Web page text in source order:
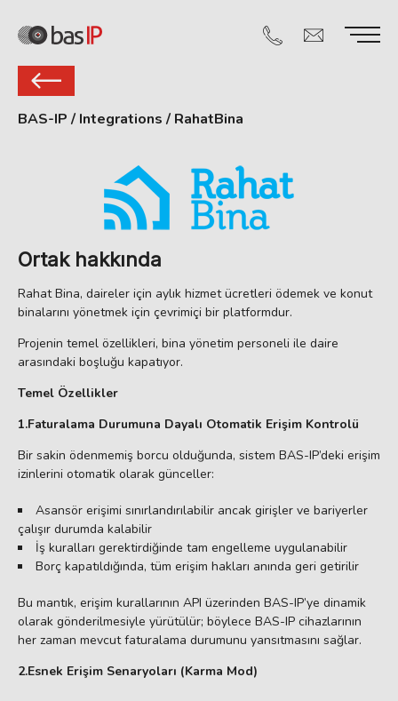
BAS-IP / Integrations / RahatBina
Ortak hakkında
Rahat Bina, daireler için aylık hizmet ücretleri ödemek ve konut
binalarını yönetmek için çevrimiçi bir platformdur.
Projenin temel özellikleri, bina yönetim personeli ile daire
arasındaki boşluğu kapatıyor.
Temel Özellikler
1.Faturalama Durumuna Dayalı Otomatik Erişim Kontrolü
Bir sakin ödenmemiş borcu olduğunda, sistem BAS-IP’deki erişim
izinlerini otomatik olarak günceller:
Asansör erişimi sınırlandırılabilir ancak girişler ve bariyerler
çalışır durumda kalabilir
İş kuralları gerektirdiğinde tam engelleme uygulanabilir
Borç kapatıldığında, tüm erişim hakları anında geri getirilir
Bu mantık, erişim kurallarının API üzerinden BAS-IP’ye dinamik
olarak gönderilmesiyle yürütülür; böylece BAS-IP cihazlarının
her zaman mevcut faturalama durumunu yansıtmasını sağlar.
2.Esnek Erişim Senaryoları (Karma Mod)